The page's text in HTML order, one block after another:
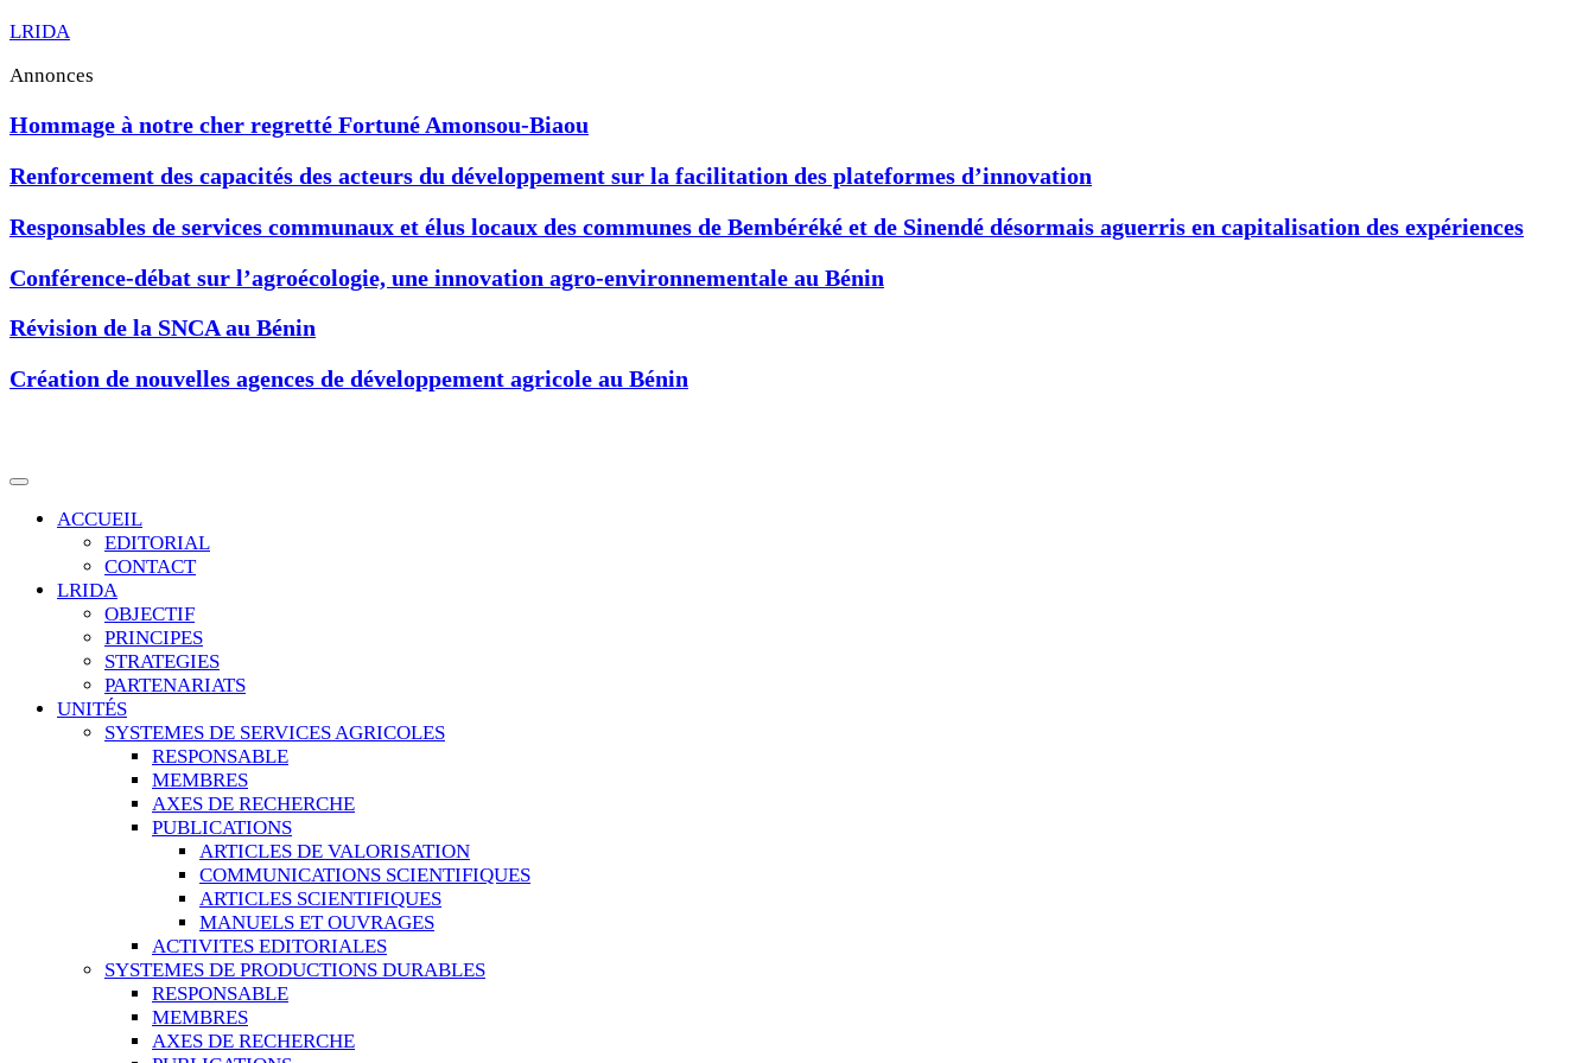
LRIDA
Annonces
Hommage à notre cher regretté Fortuné Amonsou-Biaou
Renforcement des capacités des acteurs du développement sur la facilitation des plateformes d’innovation
Responsables de services communaux et élus locaux des communes de Bembéréké et de Sinendé désormais aguerris en capitalisation des expériences
Conférence-débat sur l’agroécologie, une innovation agro-environnementale au Bénin
Révision de la SNCA au Bénin
Création de nouvelles agences de développement agricole au Bénin
ACCUEIL
EDITORIAL
CONTACT
LRIDA
OBJECTIF
PRINCIPES
STRATEGIES
PARTENARIATS
UNITÉS
SYSTEMES DE SERVICES AGRICOLES
RESPONSABLE
MEMBRES
AXES DE RECHERCHE
PUBLICATIONS
ARTICLES DE VALORISATION
COMMUNICATIONS SCIENTIFIQUES
ARTICLES SCIENTIFIQUES
MANUELS ET OUVRAGES
ACTIVITES EDITORIALES
SYSTEMES DE PRODUCTIONS DURABLES
RESPONSABLE
MEMBRES
AXES DE RECHERCHE